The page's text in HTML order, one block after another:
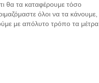
θα τα καταφέρουμε τόσο
όλοι να τα κάνουμε,
με απόλυτο τρόπο τα μέτρα